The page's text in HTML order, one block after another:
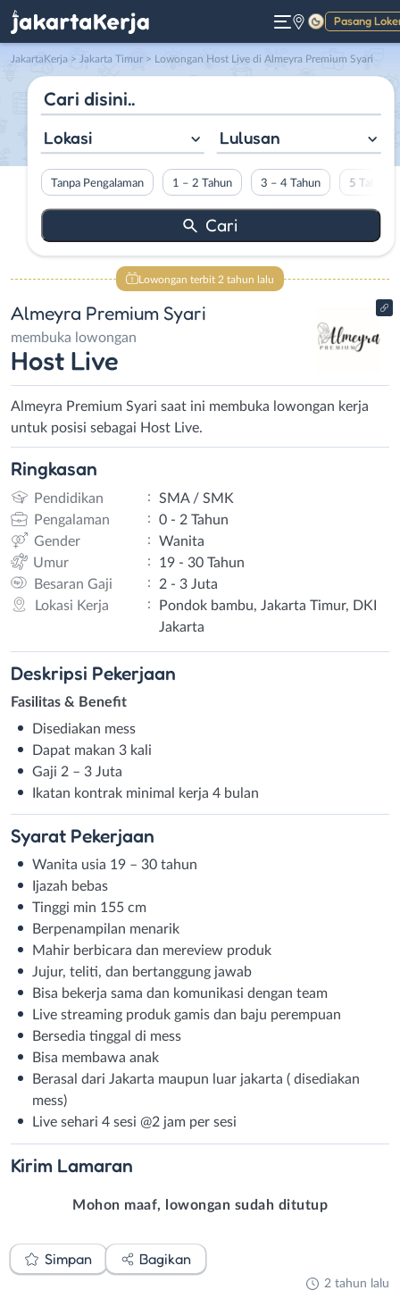
Pasang
Gelap
JakartaKerja > Jakarta Timur > Lowongan Host Live di Almeyra Premium Syari
Lokasi Lulusan
Tanpa Pengalaman 1 – 2 Tahun 3 – 4 Tahun 5 Tahun
Lowongan terbit 2 tahun lalu
Almeyra Premium Syari
membuka lowongan
Host Live
Almeyra Premium Syari saat ini membuka lowongan kerja
untuk posisi sebagai Host Live.
Ringkasan
Pendidikan :
SMA / SMK
Pengalaman
:
0 - 2 Tahun
Gender
:
Wanita
Umur
:
19 - 30 Tahun
Besaran Gaji
:
2 - 3 Juta
Lokasi Kerja
:
Pondok bambu, Jakarta Timur, DKI
Jakarta
Deskripsi Pekerjaan
Fasilitas & Benefit
Disediakan mess
Dapat makan 3 kali
Gaji 2 – 3 Juta
Ikatan kontrak minimal kerja 4 bulan
Syarat Pekerjaan
Wanita usia 19 – 30 tahun
Ijazah bebas
Tinggi min 155 cm
Berpenampilan menarik
Mahir berbicara dan mereview produk
Jujur, teliti, dan bertanggung jawab
Bisa bekerja sama dan komunikasi dengan team
Live streaming produk gamis dan baju perempuan
Bersedia tinggal di mess
Bisa membawa anak
Berasal dari Jakarta maupun luar jakarta ( disediakan
mess)
Live sehari 4 sesi @2 jam per sesi
Kirim Lamaran
Mohon maaf, lowongan sudah ditutup
Simpan Bagikan
2 tahun lalu